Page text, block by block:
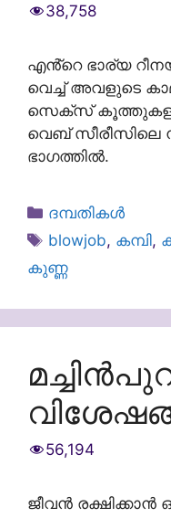
38,758
എൻ്റെ ഭാര്യ
വെച്ച് അവളുടെ
സെക്സ് കൂത്തുകളും,
വെബ്
ഭാഗത്തിൽ.
Categories
ദമ്പതികള്‍
Tags
blowjob, കമ്പി,
കുണ്ണ
56,194
ജീവൻ